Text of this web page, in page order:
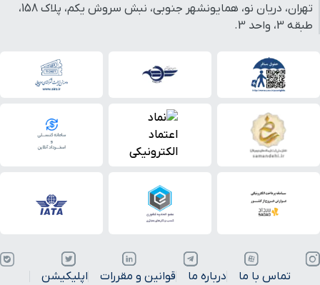
تهران، دریان نو، همایونشهر جنوبی، نبش سروش یکم، پلاک 158،
طبقه 3، واحد 3.
تماس با ما درباره ما قوانین و مقررات
اپلیکیشن